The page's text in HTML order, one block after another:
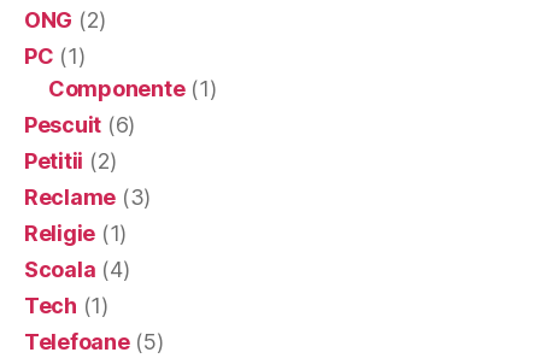
ONG (2)
PC (1)
Componente(1)
Pescuit (6)
Petitii (2)
Reclame (3)
Religie (1)
Scoala (4)
Tech (1)
Telefoane(5)